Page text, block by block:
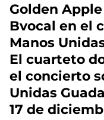
Golden
Bvocal en el
Manos
El cuarteto
el concierto
Unidas
17 de